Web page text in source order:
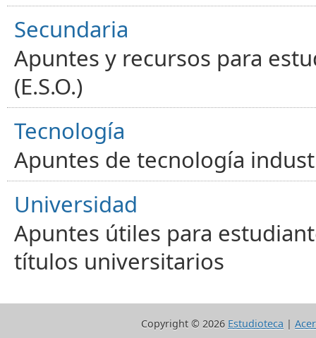
Secundaria
Apuntes y recursos para
(E.S.O.)
Tecnología
Apuntes de tecnología
Universidad
Apuntes útiles para
títulos universitarios
Copyright © 2026 Estudioteca |